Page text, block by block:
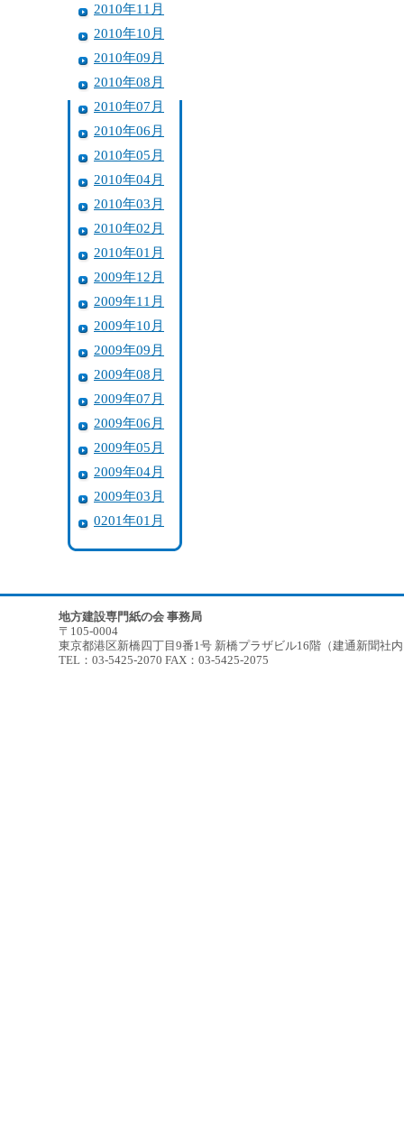
2010年11月
2010年10月
2010年09月
2010年08月
2010年07月
2010年06月
2010年05月
2010年04月
2010年03月
2010年02月
2010年01月
2009年12月
2009年11月
2009年10月
2009年09月
2009年08月
2009年07月
2009年06月
2009年05月
2009年04月
2009年03月
0201年01月
地方建設専門紙の会 事務局
〒105-0004
東京都港区新橋四丁目9番1号 新橋プラザビル16階（建通新聞社
TEL：03-5425-2070 FAX：03-5425-2075